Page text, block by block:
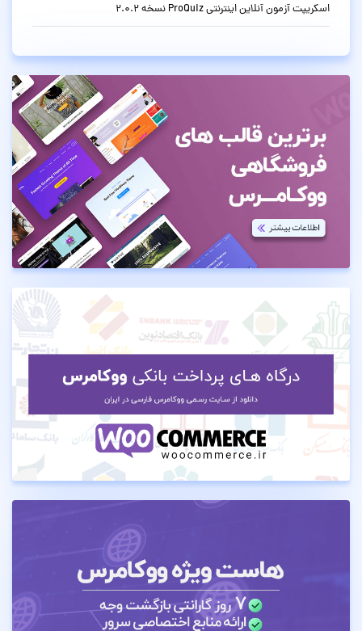
اسکریپت آزمون آنلاین اینترنتی ProQuiz نسخه 2.0.2